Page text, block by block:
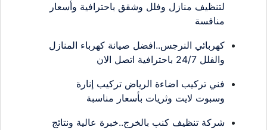
لتنظيف منازل وفلل وشقق باحترافية وأسعار
منافسة
كهربائي النرجس..افضل صيانة كهرباء المنازل
والفلل 24/7 باحترافية اتصل الان
فني تركيب اضاءة الرياض تركيب إنارة
وسبوت لايت وثريات بأسعار مناسبة
شركة تنظيف كنب بالخرج..خبرة عالية ونتائج